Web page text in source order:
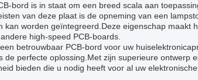
bord is in staat om een breed scala aan
van deze plaat is de opneming van een
kan worden geïntegreerd.Deze eigenschap maakt
high-speed PCB-boards.
betrouwbaar PCB-bord voor uw
de perfecte oplossing.Met zijn superieure ontwerp
bieden die u nodig heeft voor al uw elektronische